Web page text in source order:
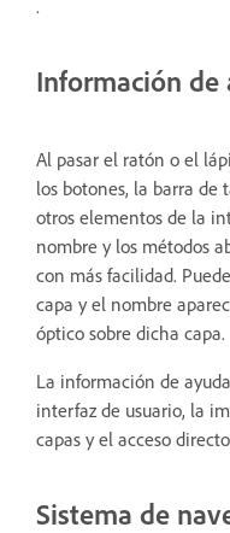
.
Información de
Al pasar el ratón o el
los botones, la barra de
otros elementos de la
nombre y los métodos
con más facilidad.
capa y el nombre
óptico sobre dicha capa.
La información de
interfaz de usuario, la
capas y el acceso
Sistema de